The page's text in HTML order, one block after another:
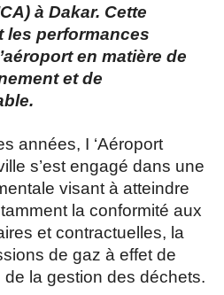
à Dakar. Cette
performances
en matière de
et de
années, I ‘Aéroport
s’est engagé dans une
visant à atteindre
la conformité aux
et contractuelles, la
de gaz à effet de
de la gestion des déchets.